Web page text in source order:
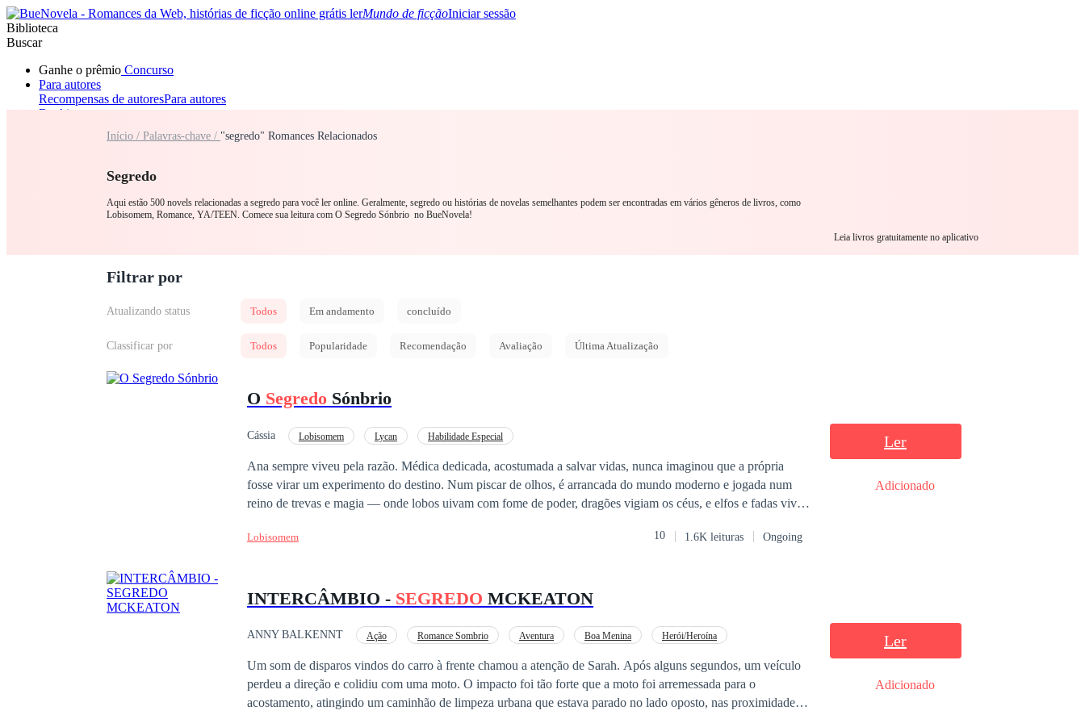
Mundo de ficçãoIniciar sessão
Biblioteca
Buscar
Ganhe o prêmio Concurso
Para autores
Recompensas de autoresPara autores
Ranking
RomanceLobisomem
Início / Palavras-chave / "segredo" Romances Relacionados
Segredo
Aqui estão 500 novels relacionadas a segredo para você ler online. Geralmente, segredo ou histórias de novelas semelhantes podem ser encontradas em vários gêneros de livros, como
Lobisomem, Romance, YA/TEEN. Comece sua leitura com O Segredo Sónbrio no BueNovela!
Leia livros gratuitamente no aplicativo
Filtrar por
Atualizando status Todos Em andamento concluído
Classificar por Todos Popularidade Recomendação Avaliação Última Atualização
O Segredo Sónbrio
Cássia Lobisomem Lycan Habilidade Especial
Ana sempre viveu pela razão. Médica dedicada, acostumada a salvar vidas, nunca imaginou que a própria
fosse virar um experimento do destino. Num piscar de olhos, é arrancada do mundo moderno e jogada num
reino de trevas e magia — onde lobos uivam com fome de poder, dragões vigiam os céus, e elfos e fadas vivem
o lorde lobo Kael, jura que ela pertence a ele. Enquanto tenta encontrar uma saída, Ana descobre que seu
se render ao monstro que jurou nunca amar ninguém.
Lobisomem 10 1.6K leituras Ongoing
Ler
Adicionado
INTERCÂMBIO - SEGREDO MCKEATON
ANNY BALKENNT Ação Romance Sombrio Aventura Boa Menina
Herói/Heroína
Um som de disparos vindos do carro à frente chamou a atenção de Sarah. Após alguns segundos, um veículo
perdeu a direção e colidiu com uma moto. O impacto foi tão forte que a moto foi arremessada para o
acostamento, atingindo um caminhão de limpeza urbana que estava parado no lado oposto, nas proximidades
Ler
Adicionado